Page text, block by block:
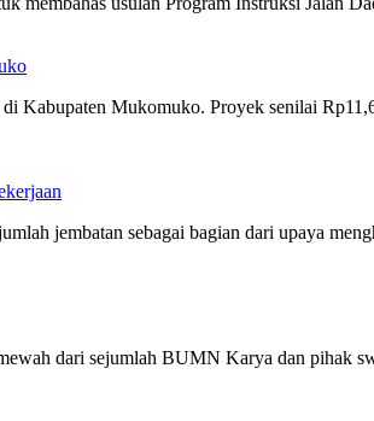
Kabupaten Mukomuko. Proyek senilai
jembatan sebagai bagian dari upaya
dari sejumlah BUMN Karya dan pihak